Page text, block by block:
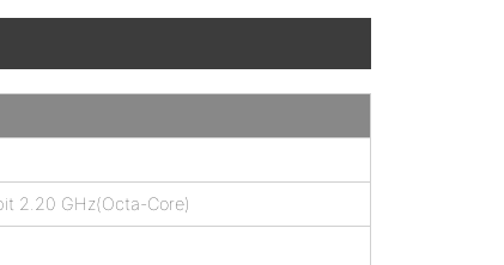
2.20 GHz(Octa-Core)